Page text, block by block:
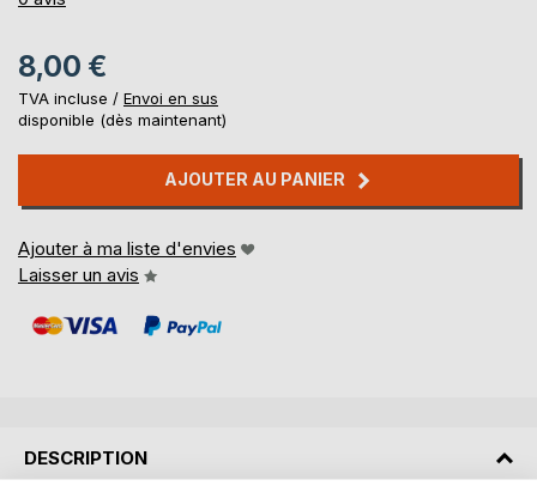
8,00 €
TVA incluse / Envoi en sus
disponible (dès maintenant)
AJOUTER AU PANIER
Ajouter à ma liste d'envies
Laisser un avis
DESCRIPTION